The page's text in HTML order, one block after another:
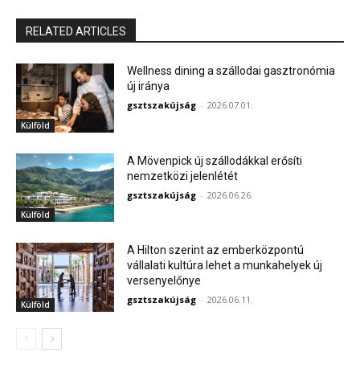
RELATED ARTICLES
Külföld
Wellness dining a szállodai gasztronómia
új iránya
gsztszakújság - 2026.07.01.
Külföld
A Mövenpick új szállodákkal erősíti
nemzetközi jelenlétét
gsztszakújság - 2026.06.26.
Külföld
A Hilton szerint az emberközpontú
vállalati kultúra lehet a munkahelyek új
versenyelőnye
gsztszakújság - 2026.06.11.